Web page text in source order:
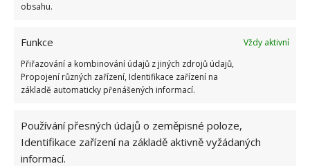
obsahu.
Funkce
Vždy aktivní
Přiřazování a kombinování údajů z jiných zdrojů údajů,
Propojení různých zařízení, Identifikace zařízení na
základě automaticky přenášených informací.
Používání přesných údajů o zeměpisné poloze,
Identifikace zařízení na základě aktivně vyžádaných
informací.
JEDLÁ SODA SŮL UCPANÝ DŘEZ
UCPANÝ ODPAD